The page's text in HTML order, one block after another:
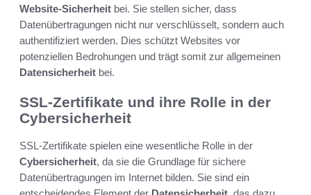
Website-Sicherheit bei. Sie stellen sicher, dass
Datenübertragungen nicht nur verschlüsselt, sondern auch
authentifiziert werden. Dies schützt Websites vor
potenziellen Bedrohungen und trägt somit zur allgemeinen
Datensicherheit bei.
SSL-Zertifikate und ihre Rolle in der
Cybersicherheit
SSL-Zertifikate spielen eine wesentliche Rolle in der
Cybersicherheit, da sie die Grundlage für sichere
Datenübertragungen im Internet bilden. Sie sind ein